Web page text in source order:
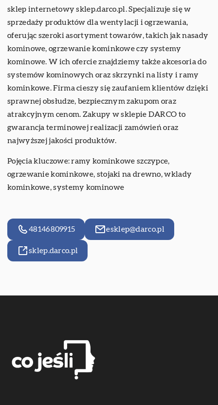
sklep internetowy sklep.darco.pl. Specjalizuje się w
sprzedaży produktów dla wentylacji i ogrzewania,
oferując szeroki asortyment towarów, takich jak nasady
kominowe, ogrzewanie kominkowe czy systemy
kominowe. W ich ofercie znajdziemy także akcesoria do
systemów kominowych oraz skrzynki na listy i ramy
kominkowe. Firma cieszy się zaufaniem klientów dzięki
sprawnej obsłudze, bezpiecznym zakupom oraz
atrakcyjnym cenom. Zakupy w sklepie DARCO to
gwarancja terminowej realizacji zamówień oraz
najwyższej jakości produktów.
Pojęcia kluczowe: ramy kominkowe szczypce,
ogrzewanie kominkowe, stojaki na drewno,wklady
kominkowe, systemy kominowe
48146809915 esklep@darco.pl
sklep.darco.pl